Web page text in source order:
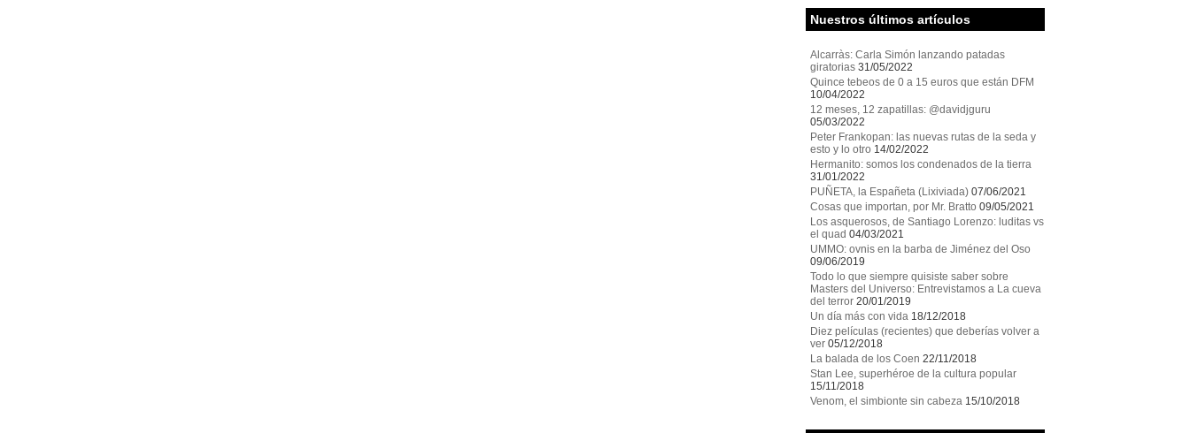
Nuestros últimos artículos
Alcarràs: Carla Simón lanzando patadas
giratorias 31/05/2022
Quince tebeos de 0 a 15 euros que están DFM
10/04/2022
12 meses, 12 zapatillas: @davidjguru
05/03/2022
Peter Frankopan: las nuevas rutas de la seda y
esto y lo otro 14/02/2022
Hermanito: somos los condenados de la tierra
31/01/2022
PUÑETA, la Españeta (Lixiviada) 07/06/2021
Cosas que importan, por Mr. Bratto 09/05/2021
Los asquerosos, de Santiago Lorenzo: luditas vs
el quad 04/03/2021
UMMO: ovnis en la barba de Jiménez del Oso
09/06/2019
Todo lo que siempre quisiste saber sobre
Masters del Universo: Entrevistamos a La cueva
del terror 20/01/2019
Un día más con vida 18/12/2018
Diez películas (recientes) que deberías volver a
ver 05/12/2018
La balada de los Coen 22/11/2018
Stan Lee, superhéroe de la cultura popular
15/11/2018
Venom, el simbionte sin cabeza 15/10/2018